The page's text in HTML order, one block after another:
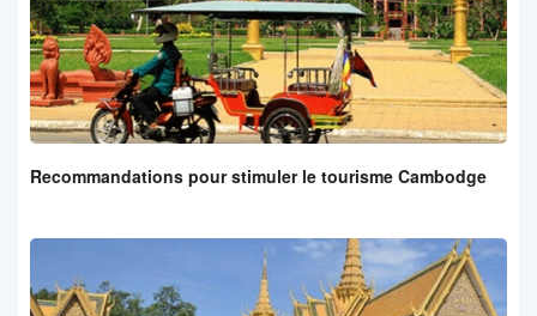
Recommandations pour stimuler le tourisme Cambodge